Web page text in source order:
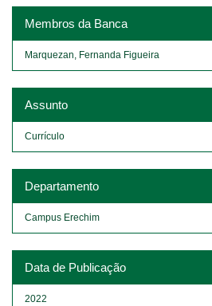
Membros da Banca
Marquezan, Fernanda Figueira
Assunto
Currículo
Departamento
Campus Erechim
Data de Publicação
2022